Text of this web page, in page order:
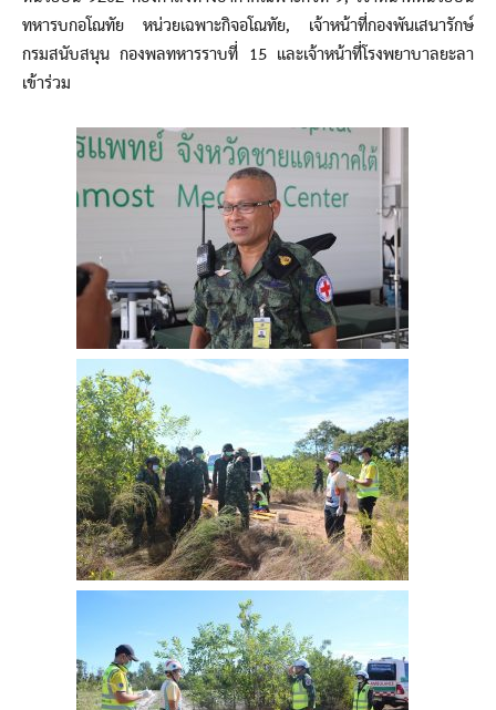
ทหารบกอโณทัย หน่วยเฉพาะกิจอโณทัย, เจ้าหน้าที่กองพันเสนารักษ์
กรมสนับสนุน กองพลทหารราบที่ 15 และเจ้าหน้าที่โรงพยาบาลยะลา
เข้าร่วม